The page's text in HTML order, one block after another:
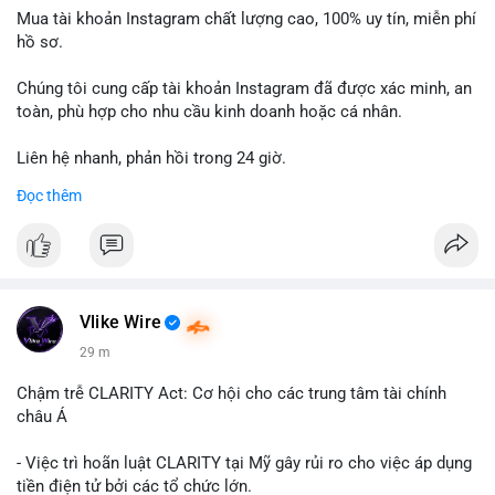
Mua tài khoản Instagram chất lượng cao, 100% uy tín, miễn phí
hồ sơ.
Chúng tôi cung cấp tài khoản Instagram đã được xác minh, an
toàn, phù hợp cho nhu cầu kinh doanh hoặc cá nhân.
Liên hệ nhanh, phản hồi trong 24 giờ.
📞 WhatsApp: +1 660 215-8938
Đọc thêm
Vlike Wire
29 m
Chậm trễ CLARITY Act: Cơ hội cho các trung tâm tài chính
châu Á
- Việc trì hoãn luật CLARITY tại Mỹ gây rủi ro cho việc áp dụng
tiền điện tử bởi các tổ chức lớn.